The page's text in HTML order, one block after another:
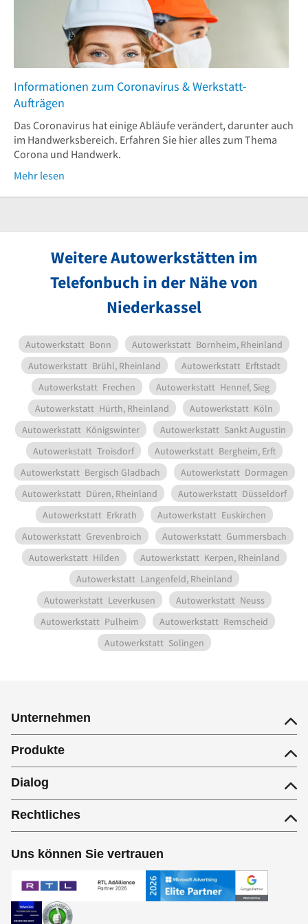
Informationen zum Coronavirus & Werkstatt-
Aufträgen
Das Coronavirus hat einige Abläufe verändert, darunter auch
im Handwerksbereich. Erfahren Sie hier alles zum Thema
Corona und Handwerk.
Mehr lesen
Weitere Autowerkstätten im
Telefonbuch in der Nähe von
Niederkassel
Autowerkstatt Bonn Autowerkstatt Bornheim, Rheinland
Autowerkstatt Brühl, Rheinland Autowerkstatt Erftstadt
Autowerkstatt Frechen Autowerkstatt Hennef, Sieg
Autowerkstatt Hürth, Rheinland Autowerkstatt Köln
Autowerkstatt Königswinter Autowerkstatt Sankt Augustin
Autowerkstatt Troisdorf Autowerkstatt Bergheim, Erft
Autowerkstatt Bergisch Gladbach Autowerkstatt Dormagen
Autowerkstatt Düren, Rheinland Autowerkstatt Düsseldorf
Autowerkstatt Erkrath Autowerkstatt Euskirchen
Autowerkstatt Grevenbroich Autowerkstatt Gummersbach
Autowerkstatt Hilden Autowerkstatt Kerpen, Rheinland
Autowerkstatt Langenfeld, Rheinland
Autowerkstatt Leverkusen Autowerkstatt Neuss
Autowerkstatt Pulheim Autowerkstatt Remscheid
Autowerkstatt Solingen
Unternehmen
Produkte
Dialog
Rechtliches
Uns können Sie vertrauen